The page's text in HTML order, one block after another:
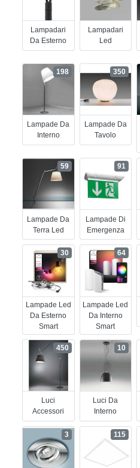
Lampadari
Da Esterno
Lampadari
Led
Lampade Da
Interno
198
Lampade Da
Tavolo
350
Lampade Da
Terra Led
59
Lampade Di
Emergenza
91
Lampade Led
Da Esterno
Smart
30
Lampade Led
Da Interno
Smart
64
Luci
Accessori
450
Luci Da
Interno
10
3 115